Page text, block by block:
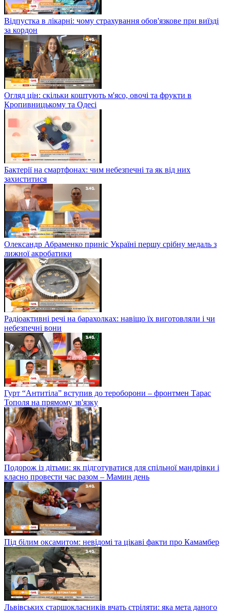
Відпустка в лікарні: чому страхування обов'язкове при виїзді
за кордон
Огляд цін: скільки коштують м'ясо, овочі та фрукти в
Кропивницькому та Одесі
Бактерії на смартфонах: чим небезпечні та як від них
захиститися
Олександр Абраменко приніс Україні першу срібну медаль з
лижної акробатики
Радіоактивні речі на барахолках: навіщо їх виготовляли і чи
небезпечні вони
Гурт “Антитіла” вступив до тероборони – фронтмен Тарас
Тополя на прямому зв'язку
Подорож із дітьми: як підготуватися для спільної мандрівки і
класно провести час разом – Мамин день
Під білим оксамитом: невідомі та цікаві факти про Камамбер
Львівських старшокласників вчать стріляти: яка мета даного